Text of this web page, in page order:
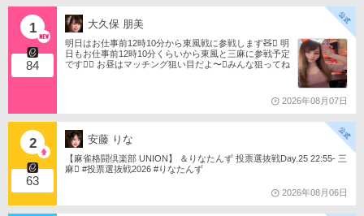
1
84
大久保 朋美
明日はお仕事前12時10分から東風戦に参戦します🧸󾬏 明
日もお仕事前12時10分くらいから東風と三麻に参戦予定
です󾠔󾭠 お昼はマッチング狙い目だよ〜󾍘みんな狙ってね
2026年08月07日
2
63
安藤 りな
【麻雀格闘倶楽部 UNION】 ＆りなたんず 投票選抜戦Day.25 22:55- 三
麻󾆽 #投票選抜戦2026 #りなたんず
2026年08月06日